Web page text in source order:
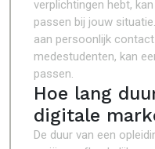
verplichtingen hebt,
passen bij jouw
aan persoonlijk
medestudenten, kan
passen.
Hoe lang
digitale
De duur van een